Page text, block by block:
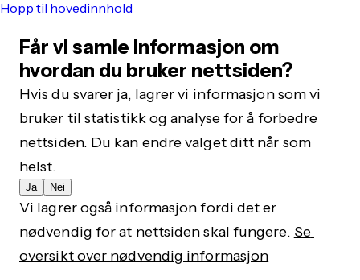
Hopp til hovedinnhold
Får vi samle informasjon om
hvordan du bruker nettsiden?
Hvis du svarer ja, lagrer vi informasjon som vi
bruker til statistikk og analyse for å forbedre
nettsiden. Du kan endre valget ditt når som
helst.
Ja Nei
Vi lagrer også informasjon fordi det er
nødvendig for at nettsiden skal fungere. Se
oversikt over nødvendig informasjon